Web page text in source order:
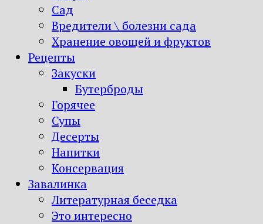
Сад
Вредители \ болезни сада
Хранение овощей и фруктов
Рецепты
Закуски
Бутерброды
Горячее
Супы
Десерты
Напитки
Консервация
Завалинка
Литературная беседка
Это интересно